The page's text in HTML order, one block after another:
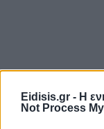
Eidisis.gr - Η
Not Process